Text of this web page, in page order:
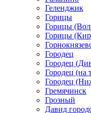
Геленджик
Горицы
Горицы
Горицы
Городец
Городец
Городец
Городец
Гремячинск
Грозный
Давид